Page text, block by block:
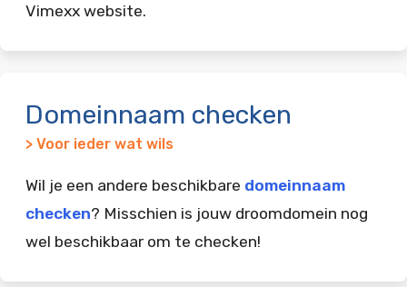
Vimexx website.
Domeinnaam checken
> Voor ieder wat wils
Wil je een andere beschikbare domeinnaam
checken? Misschien is jouw droomdomein nog
wel beschikbaar om te checken!